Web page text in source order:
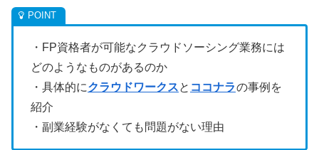
・FP資格者が可能なクラウドソーシング業務には
どのようなものがあるのか
・具体的にクラウドワークスと ココナラの事例を
紹介
・副業経験がなくても問題がない理由